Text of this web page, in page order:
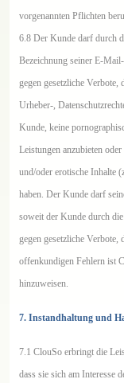
vorgenannten Pflichten
6.8 Der Kunde darf durch
Bezeichnung seiner E-
gegen gesetzliche
Urheber-,
Kunde, keine
Leistungen anzubieten
und/oder erotische Inhalte
haben. Der Kunde darf
soweit der Kunde durch
gegen gesetzliche
offenkundigen Fehlern ist
hinzuweisen.
7. Instandhaltung und
7.1 ClouSo erbringt die
dass sie sich am Interesse